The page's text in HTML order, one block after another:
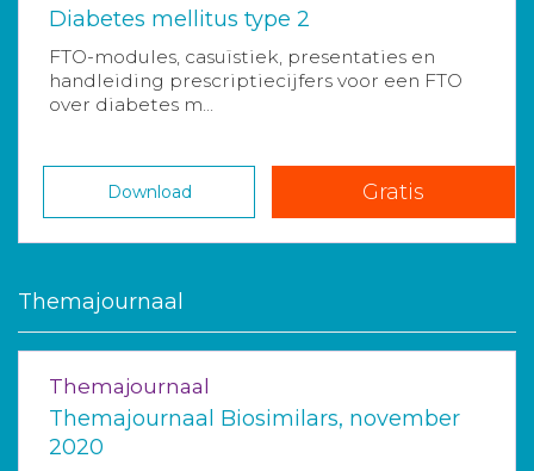
Diabetes mellitus type 2
FTO-modules, casuïstiek, presentaties en
handleiding prescriptiecijfers voor een FTO
over diabetes m...
Download Gratis
Themajournaal
Themajournaal
Themajournaal Biosimilars, november
2020